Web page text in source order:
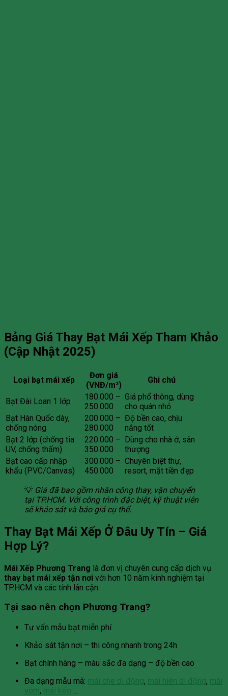
Bảng Giá Thay Bạt Mái Xếp Tham Khảo
(Cập Nhật 2025)
Loại bạt mái xếp
Đơn giá
(VNĐ/m²)
Ghi chú
Bạt Đài Loan 1 lớp
180.000 –
250.000
Giá phổ thông, dùng
cho quán nhỏ
Bạt Hàn Quốc dày,
chống nóng
200.000 –
280.000
Độ bền cao, chịu
nắng tốt
Bạt 2 lớp (chống tia
UV, chống thấm)
220.000 –
350.000
Dùng cho nhà ở, sân
thượng
Bạt cao cấp nhập
khẩu (PVC/Canvas)
300.000 –
450.000
Chuyên biệt thự,
resort, mặt tiền đẹp
💡 Giá đã bao gồm nhân công thay, vận chuyển
tại TP.HCM. Với công trình đặc biệt, kỹ thuật viên
sẽ khảo sát và báo giá cụ thể.
Thay Bạt Mái Xếp Ở Đâu Uy Tín – Giá
Hợp Lý?
Mái Xếp Phương Trang là đơn vị chuyên cung cấp dịch vụ
thay bạt mái xếp tận nơi với hơn 10 năm kinh nghiệm tại
TP.HCM và các tỉnh lân cận.
Tại sao nên chọn Phương Trang?
Tư vấn mẫu bạt miễn phí
Khảo sát tận nơi – thi công nhanh trong 24h
Bạt chính hãng – màu sắc đa dạng – độ bền cao
Đa dạng mẫu mã: mái che di động, mái hiên di động, mái
vòm, mái kéo….